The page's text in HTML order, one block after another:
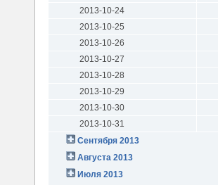
2013-10-24
2013-10-25
2013-10-26
2013-10-27
2013-10-28
2013-10-29
2013-10-30
2013-10-31
Сентября 2013
Августа 2013
Июля 2013